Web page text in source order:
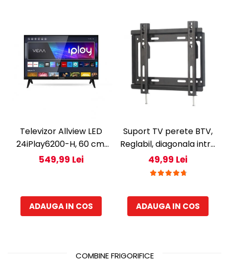
Televizor Allview LED
24iPlay6200-H, 60 cm,
Smart , HD, Clasa E -
549,99 Lei
ADAUGA IN COS
Suport TV perete BTV,
Reglabil, diagonala intre
35,5 cm si 106,7 cm,
greutate suportata 25
49,99 Lei
ADAUGA IN COS
COMBINE FRIGORIFICE